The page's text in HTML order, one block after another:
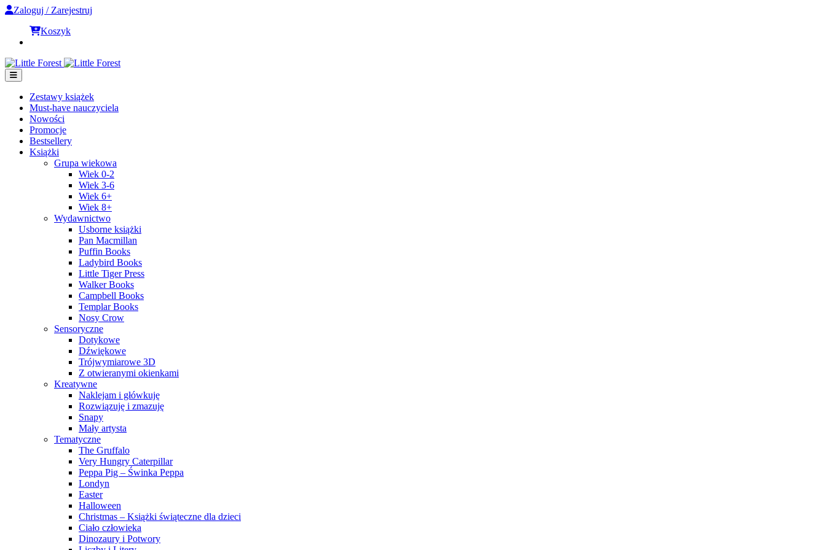
Zaloguj / Zarejestruj
Koszyk
Zestawy książek
Must-have nauczyciela
Nowości
Promocje
Bestsellery
Książki
Grupa wiekowa
Wiek 0-2
Wiek 3-6
Wiek 6+
Wiek 8+
Wydawnictwo
Usborne książki
Pan Macmillan
Puffin Books
Ladybird Books
Little Tiger Press
Walker Books
Campbell Books
Templar Books
Nosy Crow
Sensoryczne
Dotykowe
Dźwiękowe
Trójwymiarowe 3D
Z otwieranymi okienkami
Kreatywne
Naklejam i główkuję
Rozwiązuję i zmazuję
Snapy
Mały artysta
Tematyczne
The Gruffalo
Very Hungry Caterpillar
Peppa Pig – Świnka Peppa
Londyn
Easter
Halloween
Christmas – Książki świąteczne dla dzieci
Ciało człowieka
Dinozaury i Potwory